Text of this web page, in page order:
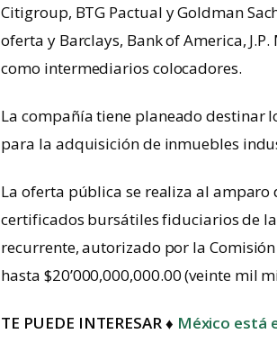
Citigroup, BTG Pactual y Goldman
oferta y Barclays, Bank of America,
como intermediarios colocadores.
La compañía tiene planeado destinar
para la adquisición de inmuebles
La oferta pública se realiza al amparo
certificados bursátiles fiduciarios de
recurrente, autorizado por la
hasta $20’000,000,000.00 (veinte mil
TE PUEDE INTERESAR ♦ México está